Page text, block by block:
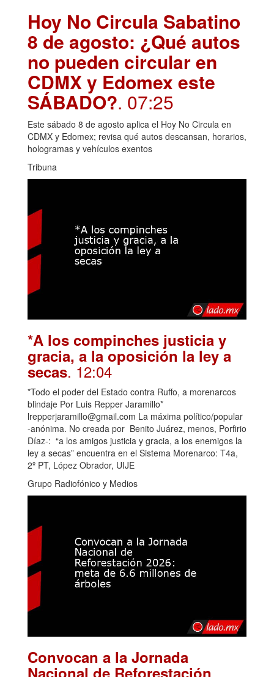
Hoy No Circula Sabatino
8 de agosto: ¿Qué autos
no pueden circular en
CDMX y Edomex este
SÁBADO?. 07:25
Este sábado 8 de agosto aplica el Hoy No Circula en
CDMX y Edomex; revisa qué autos descansan, horarios,
hologramas y vehículos exentos
Tribuna
*A los compinches justicia y
gracia, a la oposición la ley a
secas. 12:04
*Todo el poder del Estado contra Ruffo, a morenarcos
blindaje Por Luis Repper Jaramillo*
lrepperjaramillo@gmail.com La máxima político/popular
-anónima. No creada por Benito Juárez, menos, Porfirio
Díaz-: “a los amigos justicia y gracia, a los enemigos la
ley a secas” encuentra en el Sistema Morenarco: T4a,
2º PT, López Obrador, UIJE
Grupo Radiofónico y Medios
Convocan a la Jornada
Nacional de Reforestación